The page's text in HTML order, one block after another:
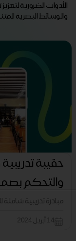
الأدوات الضرورية
والوسائط البصرية
حقيبة
والتحكم
مبادرة تدريبية شاملة
14 أبريل 2024